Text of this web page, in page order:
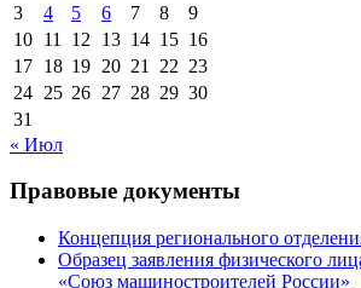
3
4 5 6 7 8
9
10 11 12 13 14 15 16
17 18 19 20 21 22 23
24 25 26 27 28 29 30
31
« Июл
Правовые документы
Концепция регионального
Образец заявления физического
«Союз машиностроителей России»